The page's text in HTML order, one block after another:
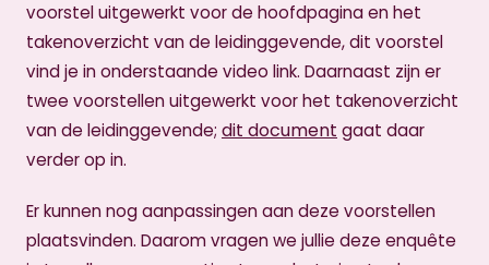
voorstel uitgewerkt voor de hoofdpagina en het
takenoverzicht van de leidinggevende, dit voorstel
vind je in onderstaande video link. Daarnaast zijn er
twee voorstellen uitgewerkt voor het takenoverzicht
van de leidinggevende; dit document gaat daar
verder op in.
Er kunnen nog aanpassingen aan deze voorstellen
plaatsvinden. Daarom vragen we jullie deze enquête